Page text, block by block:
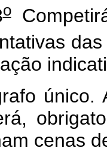
o
cenas